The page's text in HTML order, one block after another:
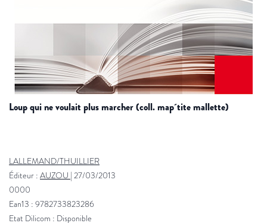
loup qui ne voulait plus marcher (coll. map´tite mallette)
LALLEMAND/THUILLIER
Éditeur : AUZOU | 27/03/2013
0000
Ean13 : 9782733823286
Etat Dilicom : Disponible